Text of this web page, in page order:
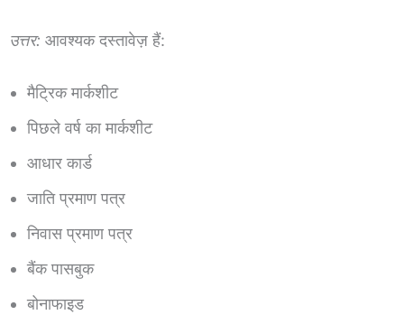
उत्तर: आवश्यक दस्तावेज़ हैं:
मैट्रिक मार्कशीट
पिछले वर्ष का मार्कशीट
आधार कार्ड
जाति प्रमाण पत्र
निवास प्रमाण पत्र
बैंक पासबुक
बोनाफाइड